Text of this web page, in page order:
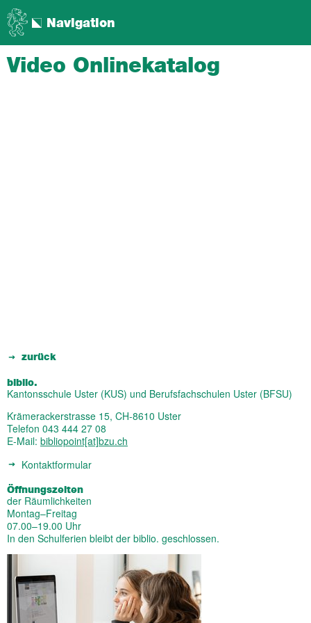
Navigation
Video Onlinekatalog
zurück
biblio.
Kantonsschule Uster (KUS) und Berufsfachschulen Uster (BFSU)
Krämerackerstrasse 15, CH-8610 Uster
Telefon 043 444 27 08
E-Mail: bibliopoint[at]bzu.ch
Kontaktformular
Öffnungszeiten
der Räumlichkeiten
Montag–Freitag
07.00–19.00 Uhr
In den Schulferien bleibt der biblio. geschlossen.